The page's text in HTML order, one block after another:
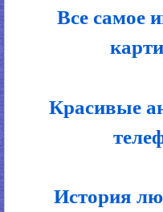
Все самое
Красивые
История